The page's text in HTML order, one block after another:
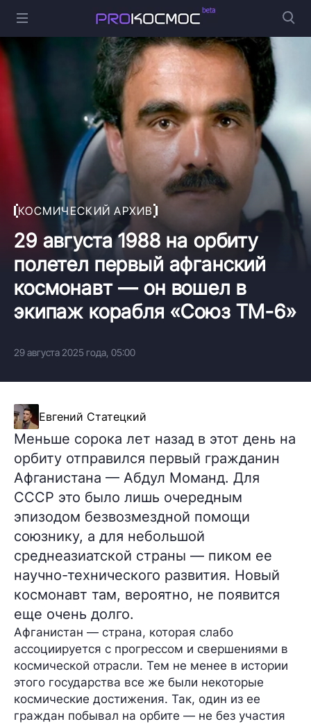
КОСМИЧЕСКИЙ АРХИВ
29 августа 1988 на орбиту
полетел первый афганский
космонавт — он вошел в
экипаж корабля «Союз ТМ-6»
29 августа 2025 года, 05:00
Евгений Статецкий
Меньше сорока лет назад в этот день на
орбиту отправился первый гражданин
Афганистана — Абдул Моманд. Для
СССР это было лишь очередным
эпизодом безвозмездной помощи
союзнику, а для небольшой
среднеазиатской страны — пиком ее
научно-технического развития. Новый
космонавт там, вероятно, не появится
еще очень долго.
Афганистан — страна, которая слабо
ассоциируется с прогрессом и свершениями в
космической отрасли. Тем не менее в истории
этого государства все же были некоторые
космические достижения. Так, один из ее
граждан побывал на орбите — не без участия